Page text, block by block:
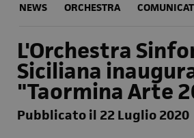
NEWS ORCHESTRA
L'Orchestra
Siciliana
"Taormina Arte
Pubblicato il 22 Luglio 2020